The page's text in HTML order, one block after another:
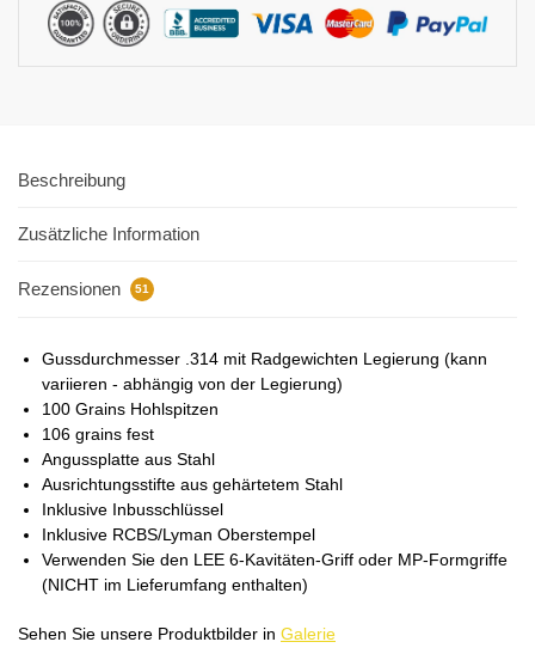
Beschreibung
Zusätzliche Information
Rezensionen 51
Gussdurchmesser .314 mit Radgewichten Legierung (kann
variieren - abhängig von der Legierung)
100 Grains Hohlspitzen
106 grains fest
Angussplatte aus Stahl
Ausrichtungsstifte aus gehärtetem Stahl
Inklusive Inbusschlüssel
Inklusive RCBS/Lyman Oberstempel
Verwenden Sie den LEE 6-Kavitäten-Griff oder MP-Formgriffe
(NICHT im Lieferumfang enthalten)
Sehen Sie unsere Produktbilder in Galerie